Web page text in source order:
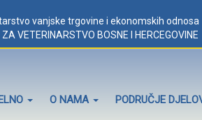
vanjske trgovine i ekonomskih odnosa
ZA VETERINARSTVO BOSNE I HERCEGOVINE
O NAMA PODRUČJE